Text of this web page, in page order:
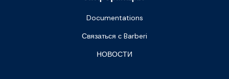
Documentations
Связаться с Barberi
НОВОСТИ